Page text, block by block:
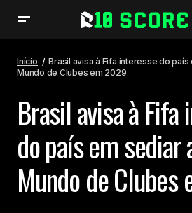
Clubes em 2029
Início
Brasil avisa à Fifa interesse do
Mundo de Clubes em 2029
Brasil avisa à Fifa
do país em sediar
Mundo de